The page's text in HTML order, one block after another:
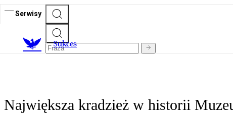
Serwisy
Sukces
Największa kradzież w historii